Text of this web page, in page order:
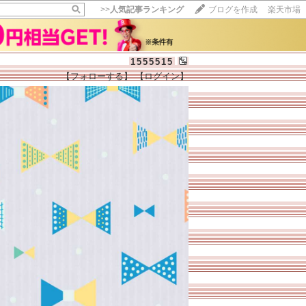
>>人気記事ランキング ブログを作成 楽天市場
1555515
【フォローする】 【ログイン】
15記事にいいね！で1ポイント
いいね! --/--